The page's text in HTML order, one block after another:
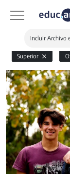
Incluir Archivo
Superior